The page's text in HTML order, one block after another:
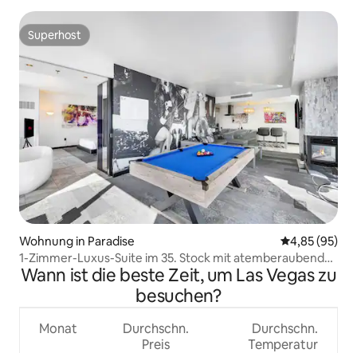
Superhost
Superhost
Wohnung in Paradise
4,85 (95)
1-Zimmer-Luxus-Suite im 35. Stock mit atemberaubender
Aussicht
Wann ist die beste Zeit, um Las Vegas zu
besuchen?
Monat
Durchschn.
Preis
Durchschn.
Temperatur